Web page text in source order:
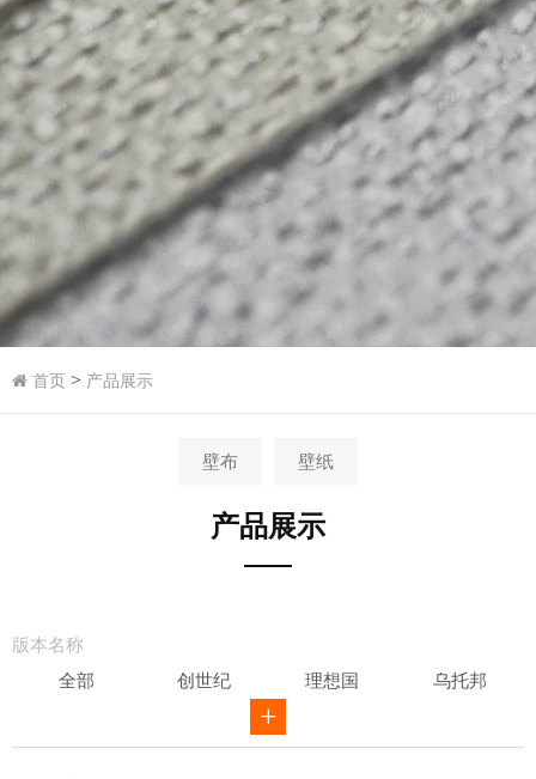
首页 > 产品展示
壁布 壁纸
产品展示
版本名称
全部
创世纪 理想国 乌托邦